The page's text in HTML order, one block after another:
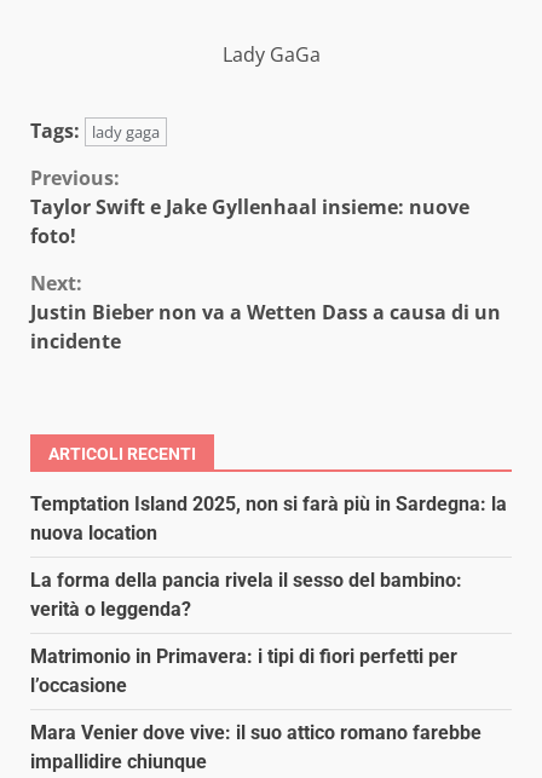
Lady GaGa
Tags: lady gaga
Continue
Reading
Previous:
Taylor Swift e Jake Gyllenhaal insieme: nuove
foto!
Next:
Justin Bieber non va a Wetten Dass a causa di un
incidente
ARTICOLI RECENTI
Temptation Island 2025, non si farà più in Sardegna: la
nuova location
La forma della pancia rivela il sesso del bambino:
verità o leggenda?
Matrimonio in Primavera: i tipi di fiori perfetti per
l’occasione
Mara Venier dove vive: il suo attico romano farebbe
impallidire chiunque